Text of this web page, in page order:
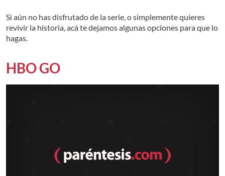
Si aún no has disfrutado de la serie, o simplemente quieres
revivir la historia, acá te dejamos algunas opciones para que lo
hagas.
HBO GO